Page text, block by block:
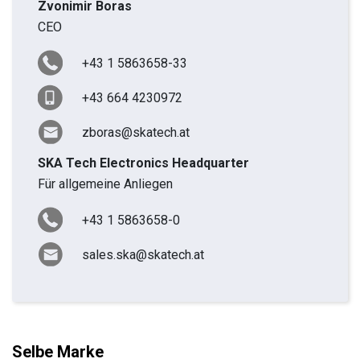
Zvonimir Boras
CEO
+43 1 5863658-33
+43 664 4230972
zboras@skatech.at
SKA Tech Electronics Headquarter
Für allgemeine Anliegen
+43 1 5863658-0
sales.ska@skatech.at
Selbe Marke